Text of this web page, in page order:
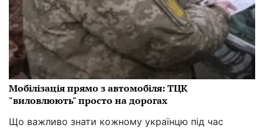
Мобілізація прямо з автомобіля: ТЦК
"виловлюють" просто на дорогах
Що важливо знати кожному українцю під час